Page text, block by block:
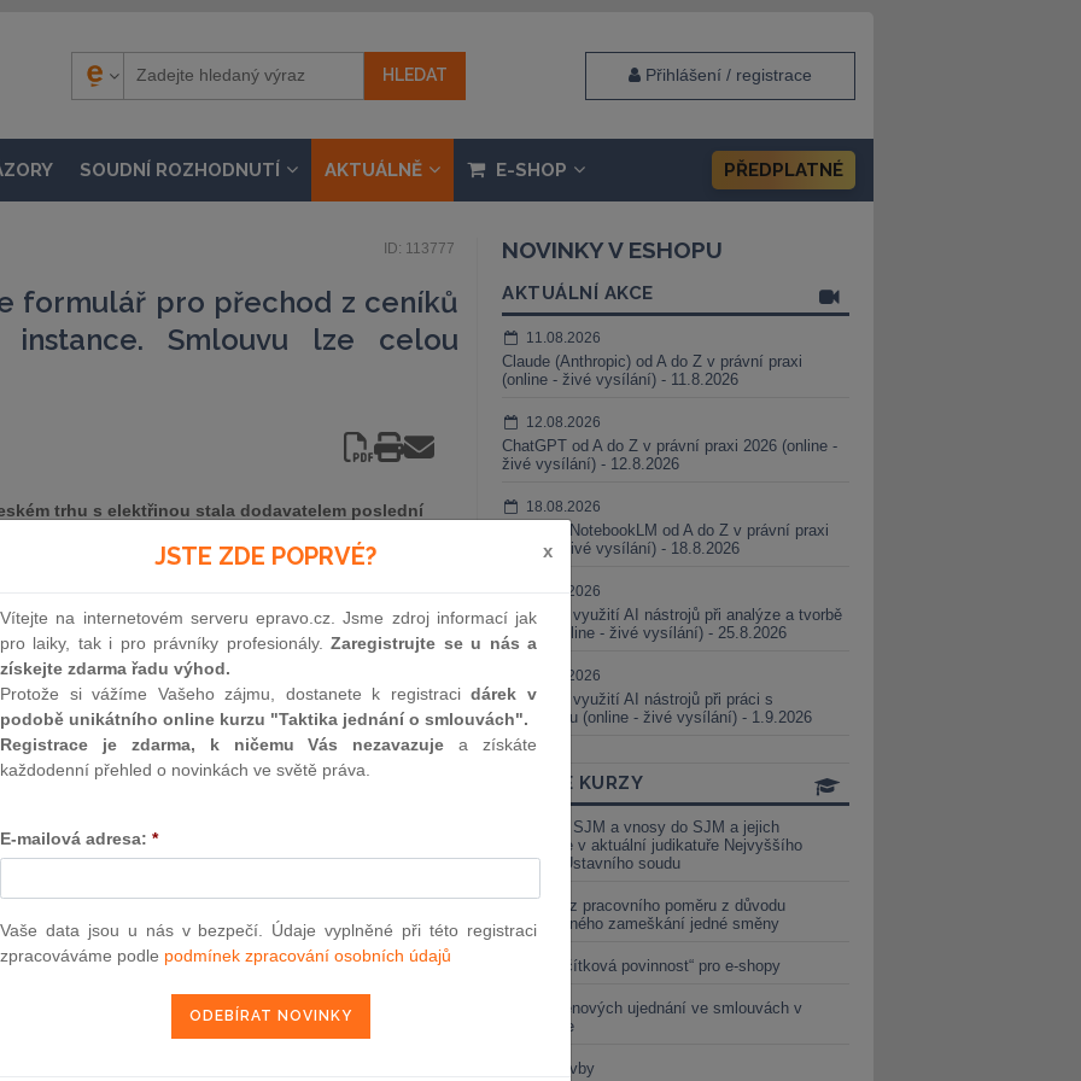
Přihlášení / registrace
SOUDNÍ ROZHODNUTÍ AKTUÁLNĚ E-SHOP PŘEDPLATNÉ
ID: 113777
formulář pro přechod z ceníků
instance. Smlouvu lze celou
trhu s elektřinou stala dodavatelem poslední
společností, nabízí lidem rychlý a snadný
cenou. Nemusí nikam chodit ani volat, vše
několika málo minut.
režimu DPI je možné celé on-line, není tedy nutné
si ceny elektřiny na 1 až 3 roky
o strpení i aby běžné úkony řešili přednostně naší
poslední instance pro zhruba 400 000 lidí, jejichž
jde o zákazníky skupiny Bohemia Energy. Pro ty, kteří
1-3 roky, připravil ČEZ Prodej jednoduchý on-line
Kontaktní pobočky i call centra jsou totiž v současné
lidí, přetížená a čekací lhůty jsou velmi dlouhé.
NOVINKY V ESHOPU
AKTUÁLNÍ AKCE
11.08.2026
Claude (Anthropic) od A do Z v právní praxi
(online - živé vysílání) - 11.8.2026
12.08.2026
ChatGPT od A do Z v právní praxi 2026 (online -
živé vysílání) - 12.8.2026
18.08.2026
Gemini a NotebookLM od A do Z v právní praxi
(online - živé vysílání) - 18.8.2026
25.08.2026
Praktické využití AI nástrojů při analýze a tvorbě
smluv (online - živé vysílání) - 25.8.2026
01.09.2026
Praktické využití AI nástrojů při práci s
judikaturou (online - živé vysílání) - 1.9.2026
ONLINE KURZY
Vnosy ze SJM a vnosy do SJM a jejich
valorizace v aktuální judikatuře Nejvyššího
soudu a Ústavního soudu
Výpověď z pracovního poměru z důvodu
neomluveného zameškání jedné směny
Nová „tlačítková povinnost“ pro e-shopy
Změna cenových ujednání ve smlouvách v
energetice
Černé stavby
JSTE ZDE POPRVÉ? x
Vítejte na internetovém serveru epravo.cz. Jsme zdroj informací jak
pro laiky, tak i pro právníky profesionály.Zaregistrujte se u nás a
získejte zdarma řadu výhod.
Protože si vážíme Vašeho zájmu, dostanete k registracidárek v
podobě unikátního online kurzu "Taktika jednání o smlouvách".
Registrace je zdarma, k ničemu Vás nezavazuje a získáte
každodenní přehled o novinkách ve světě práva.
E-mailová adresa: *
Vaše data jsou u nás v bezpečí. Údaje vyplněné při této registraci
zpracováváme podle podmínek zpracování osobních údajů